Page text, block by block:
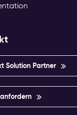
Solution Partner